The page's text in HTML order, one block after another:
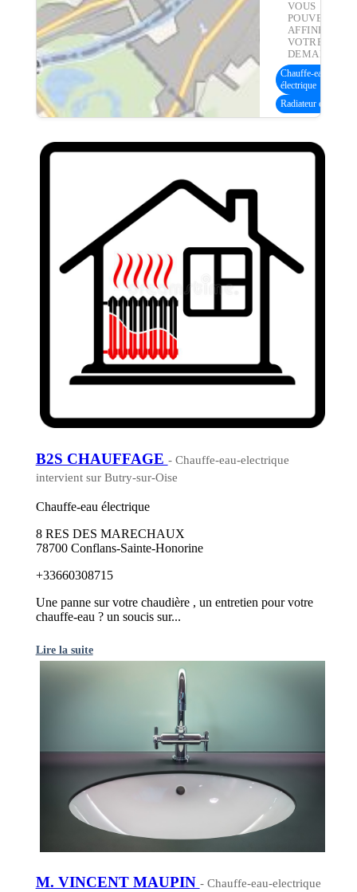
VOUS
POUVEZ
AFFINER
VOTRE
DEMANDE :
Chauffe-eau
électrique
Radiateur électrique
B2S CHAUFFAGE - Chauffe-eau-electrique
intervient sur Butry-sur-Oise
Chauffe-eau électrique
8 RES DES MARECHAUX
78700 Conflans-Sainte-Honorine
+33660308715
Une panne sur votre chaudière , un entretien pour votre
chauffe-eau ? un soucis sur...
Lire la suite
M. VINCENT MAUPIN - Chauffe-eau-electrique